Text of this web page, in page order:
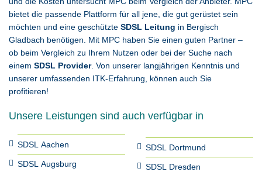
bietet die passende Plattform für all jene, die gut gerüstet sein
möchten und eine geschützte SDSL Leitung in Bergisch
Gladbach benötigen. Mit MPC haben Sie einen guten Partner –
ob beim Vergleich zu Ihrem Nutzen oder bei der Suche nach
einem SDSL Provider. Von unserer langjährigen Kenntnis und
unserer umfassenden ITK-Erfahrung, können auch Sie
profitieren!
Unsere Leistungen sind auch verfügbar in
SDSL Aachen
SDSL Augsburg
SDSL Dortmund
SDSL Dresden